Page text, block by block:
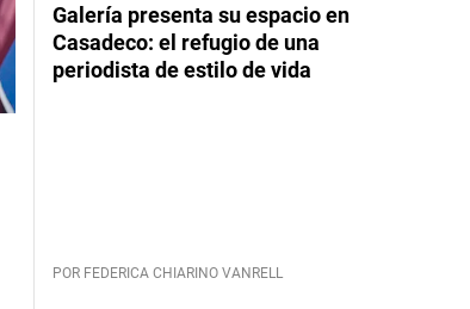
Galería presenta su espacio en
Casadeco: el refugio de una
periodista de estilo de vida
POR FEDERICA CHIARINO VANRELL